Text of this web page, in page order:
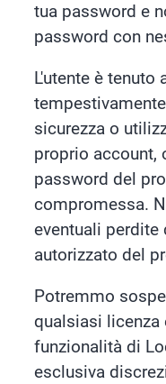
tua password e
password con
L'utente è tenuto
sicurezza o
proprio account,
password del
compromessa.
eventuali
autorizzato del
Potremmo
qualsiasi
funzionalità di
esclusiva